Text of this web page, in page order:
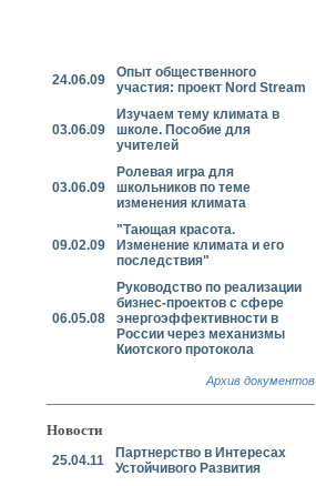
24.06.09
Опыт общественного
участия: проект Nord Stream
03.06.09
Изучаем тему климата в
школе. Пособие для
учителей
03.06.09
Ролевая игра для
школьников по теме
изменения климата
09.02.09
"Тающая красота.
Изменение климата и его
последствия"
06.05.08
Руководство по реализации
бизнес-проектов с сфере
энергоэффективности в
России через механизмы
Киотского протокола
Архив документов
Новости
25.04.11
Партнерство в Интересах
Устойчивого Развития